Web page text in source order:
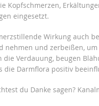
Kopfschmerzen,
eingesetzt.
Wirkung auch
nehmen und zerbeißen,
Verdauung, beugen
die Darmflora positiv
du Danke sagen?